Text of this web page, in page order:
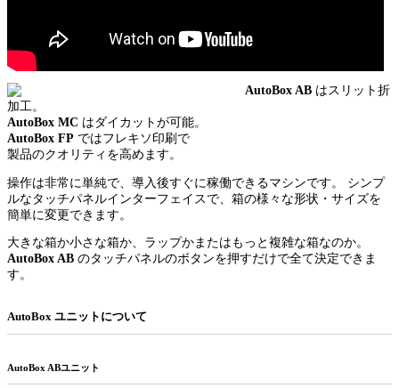
AutoBox AB はスリット折
加工。
AutoBox MC はダイカットが可能。
AutoBox FP ではフレキソ印刷で
製品のクオリティを高めます。
操作は非常に単純で、導入後すぐに稼働できるマシンです。 シンプ
ルなタッチパネルインターフェイスで、箱の様々な形状・サイズを
簡単に変更できます。
大きな箱か小さな箱か、ラップかまたはもっと複雑な箱なのか。
AutoBox AB のタッチパネルのボタンを押すだけで全て決定できま
す。
AutoBox ユニットについて
AutoBox ABユニット